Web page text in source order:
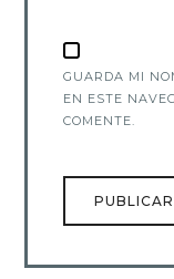
GUARDA MI
EN ESTE
COMENTE.